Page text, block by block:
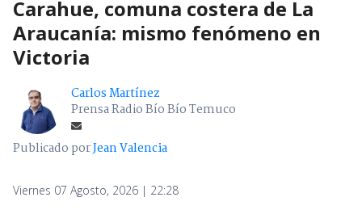
Carahue, comuna costera de La
Araucanía: mismo fenómeno en
Victoria
Carlos Martínez
Prensa Radio Bío Bío Temuco
Publicado porJean Valencia
Viernes 07 Agosto, 2026 | 22:28